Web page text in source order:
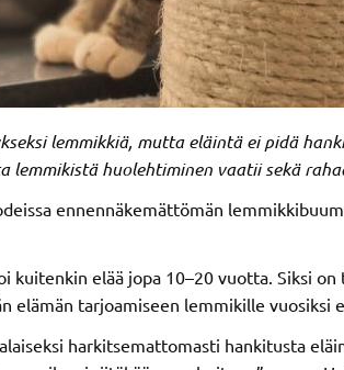
lemmikkiä, mutta eläintä ei pidä
lemmikistä huolehtiminen vaatii sekä
ennennäkemättömän
kuitenkin elää jopa 10–20 vuotta. Siksi
elämän tarjoamiseen lemmikille vuosiksi
harkitsemattomasti hankitusta